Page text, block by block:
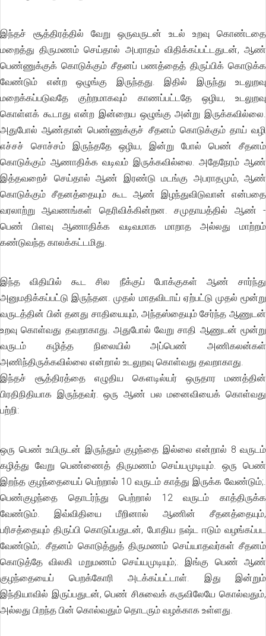
இந்தச் சூத்திரத்தில் வேறு ஒருவருடன் உடல் உறவு கொண்டதை
மறைத்து திருமணம் செய்தால் அபராதம் விதிக்கப்பட்டதுடன், ஆண்
பெண்ணுக்குக் கொடுக்கும் சீதனப் பணத்தைத் திருப்பிக் கொடுக்க
வேண்டும் என்ற ஒழுங்கு இருந்தது. இதில் இருந்து உடலுறவு
மறைக்கப்படுவதே குற்றமாகவும் காணப்பட்டதே ஒழிய, உடலுறவு
கொள்ளக் கூடாது என்ற இன்றைய ஒழுங்கு அன்று இருக்கவில்லை.
அதுபோல் ஆண்தான் பெண்ணுக்குச் சீதனம் கொடுக்கும் தாய் வழி
எச்சச் சொச்சம் இருந்ததே ஒழிய, இன்று போல் பெண் சீதனம்
கொடுக்கும் ஆணாதிக்க வடிவம் இருக்கவில்லை. அதேநேரம் ஆண்
இத்தவறைச் செய்தால் ஆண் இரண்டு மடங்கு அபராதமும், ஆண்
கொடுக்கும் சீதனத்தையும் கூட ஆண் இழந்துவிடுவான் என்பதை
வரலாற்று ஆவணங்கள் தெரிவிக்கின்றன. சமுதாயத்தில் ஆண் -
பெண் பிளவு ஆணாதிக்க வடிவமாக மாறாத அல்லது மாற்றம்
கண்டுவந்த காலக்கட்டமிது.
இந்த விதியில் கூட சில நீக்குப் போக்குகள் ஆண் சார்ந்து
அனுமதிக்கப்பட்டு இருந்தன. முதல் மாதவிடாய் ஏற்பட்டு முதல் மூன்று
வருடத்தின் பின் தனது சாதியையும், அந்தஸ்தையும் சேர்ந்த ஆணுடன்
உறவு கொள்வது தவறாகாது. அதுபோல் வேறு சாதி ஆணுடன் மூன்று
வருடம் கழித்த நிலையில் அப்பெண் அணிகலன்கள்
அணிந்திருக்கவில்லை என்றால் உடலுறவு கொள்வது தவறாகாது.
இந்தச் சூத்திரத்தை எழுதிய கௌடில்யர் ஒருதார மணத்தின்
பிரதிநிதியாக இருந்தவர். ஒரு ஆண் பல மனைவியைக் கொள்வது
பற்றி:
ஒரு பெண் உயிருடன் இருந்தும் குழந்தை இல்லை என்றால் 8 வருடம்
கழித்து வேறு பெண்ணைத் திருமணம் செய்யமுடியும். ஒரு பெண்
இறந்த குழந்தையைப் பெற்றால் 10 வருடம் காத்து இருக்க வேண்டும்;.
பெண்குழந்தை தொடர்ந்து பெற்றால் 12 வருடம் காத்திருக்க
வேண்டும். இவ்விதியை மீறினால் ஆணின் சீதனத்தையும்,
பரிசத்தையும் திருப்பி கொடுப்பதுடன், போதிய நஷ்ட ஈடும் வழங்கப்பட
வேண்டும்;. சீதனம் கொடுத்துத் திருமணம் செய்யாதவர்கள் சீதனம்
கொடுத்தே விலகி மறுமணம் செய்யமுடியும்;. இங்கு பெண் ஆண்
குழந்தையைப் பெறக்கோரி அடக்கப்பட்டாள். இது இன்றும்
இந்தியாவில் இருப்பதுடன், பெண் சிசுவைக் கருவிலேயே கொல்வதும்,
அல்லது பிறந்த பின் கொல்வதும் தொடரும் வழக்காக உள்ளது.